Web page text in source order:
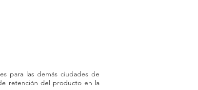
para las demás ciudades de
retención del producto en la